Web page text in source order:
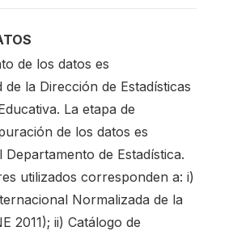
de los datos es
de la Dirección de Estadísticas
La etapa de
de los datos es
de Estadística.
utilizados corresponden a: i)
Normalizada de la
2011); ii) Catálogo de